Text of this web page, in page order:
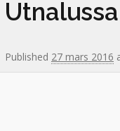
Published 27 mars 2016